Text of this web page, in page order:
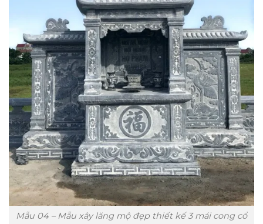
Mẫu 04 – Mẫu xây lăng mộ đẹp thiết kế 3 mái cong cổ